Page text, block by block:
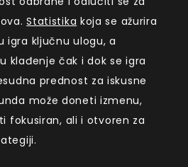
Statistika koja se ažurira
igra ključnu ulogu, a
klađenje čak i dok se igra
prednost za iskusne
može doneti izmenu,
fokusiran, ali i otvoren za